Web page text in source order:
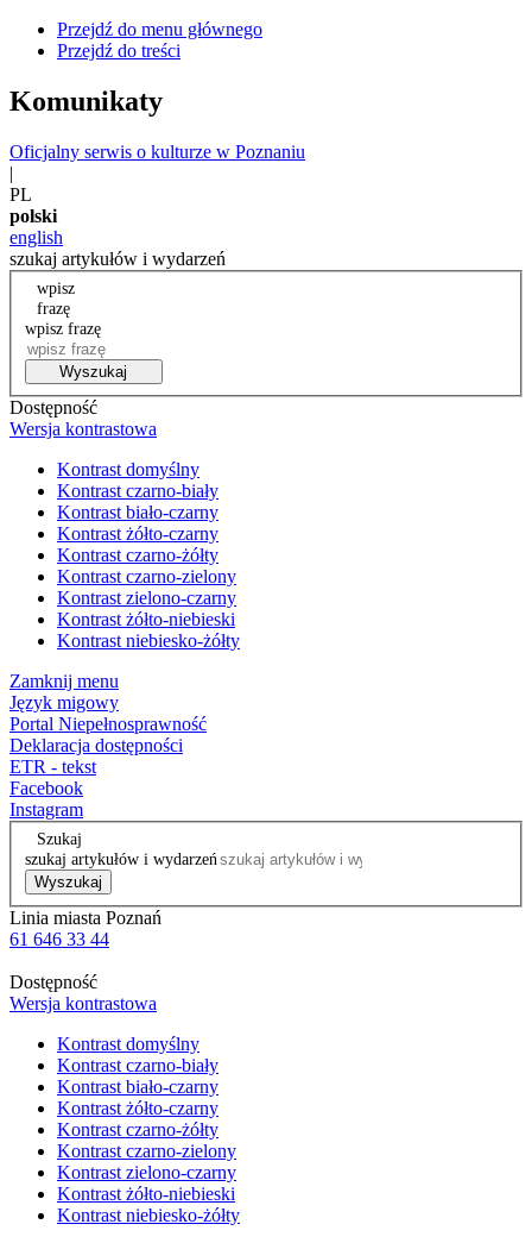
Przejdź do menu głównego
Przejdź do treści
Komunikaty
Oficjalny serwis o kulturze w Poznaniu
|
PL
polski
english
szukaj artykułów i wydarzeń
wpisz
frazę
wpisz frazę
Wyszukaj
Dostępność
Wersja kontrastowa
Kontrast domyślny
Kontrast czarno-biały
Kontrast biało-czarny
Kontrast żółto-czarny
Kontrast czarno-żółty
Kontrast czarno-zielony
Kontrast zielono-czarny
Kontrast żółto-niebieski
Kontrast niebiesko-żółty
Zamknij menu
Język migowy
Portal Niepełnosprawność
Deklaracja dostępności
ETR - tekst
Facebook
Instagram
Szukaj
szukaj artykułów i wydarzeń
Wyszukaj
Linia miasta Poznań
61 646 33 44
Dostępność
Wersja kontrastowa
Kontrast domyślny
Kontrast czarno-biały
Kontrast biało-czarny
Kontrast żółto-czarny
Kontrast czarno-żółty
Kontrast czarno-zielony
Kontrast zielono-czarny
Kontrast żółto-niebieski
Kontrast niebiesko-żółty